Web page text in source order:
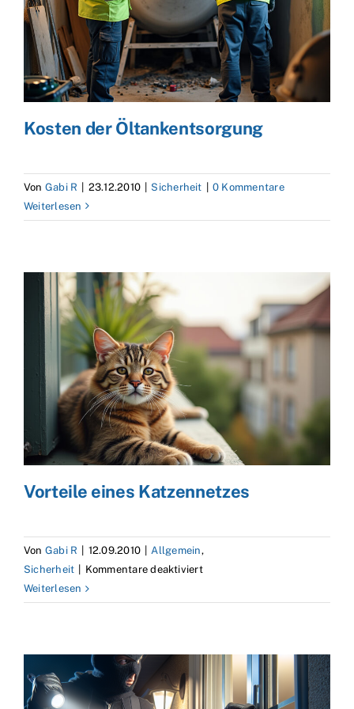
Kosten der Öltankentsorgung
Von Gabi R 23.12.2010 Sicherheit
0 Kommentare
Weiterlesen
Vorteile eines Katzennetzes
Von Gabi R 12.09.2010 Allgemein,
Sicherheit
Kommentare deaktiviertfür
eines
Weiterlesen